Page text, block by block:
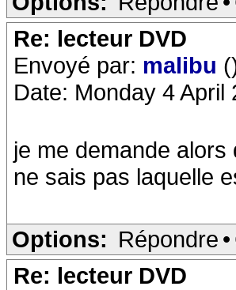
Re: lecteur DVD
Envoyé par: malibu
Date: Monday 4 April
je me demande
ne sais pas laquelle
Options: Répondre •
Re: lecteur DVD